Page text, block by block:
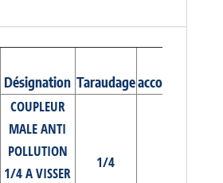
Désignation Taraudageaccouplé (Bar)
COUPLEUR
MALE ANTI
POLLUTION
1/4 A VISSER
1/4